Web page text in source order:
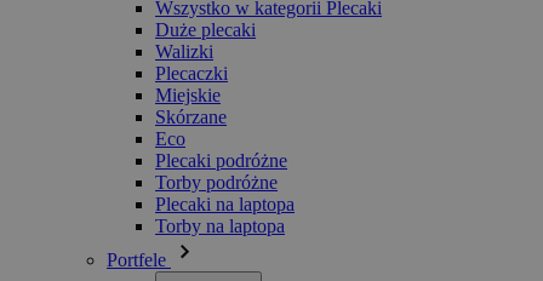
Wszystko w kategorii Plecaki
Duże plecaki
Walizki
Plecaczki
Miejskie
Skórzane
Eco
Plecaki podróżne
Torby podróżne
Plecaki na laptopa
Torby na laptopa
Portfele